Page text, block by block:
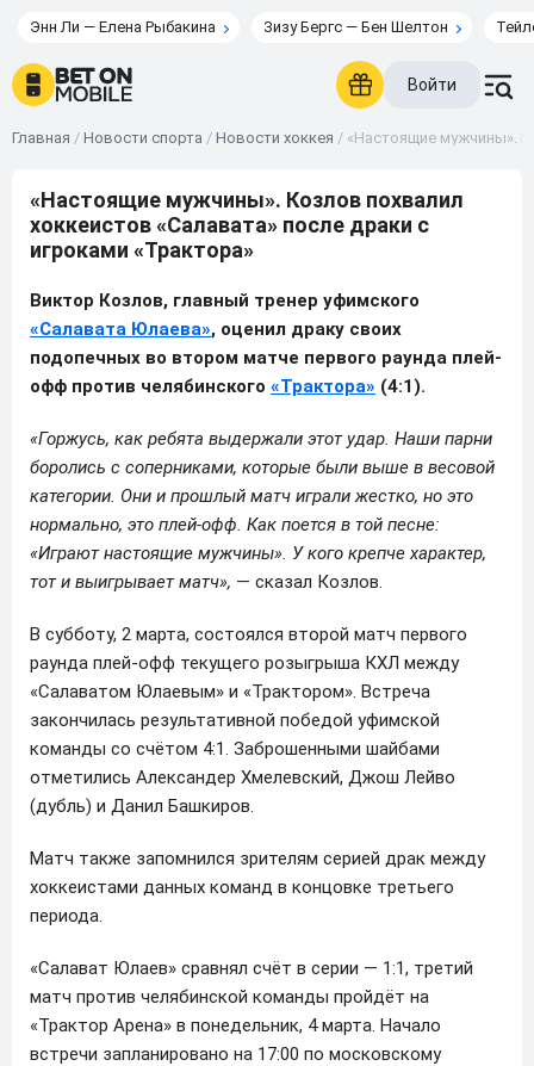
Энн Ли — Елена Рыбакина Зизу Бергс — Бен Шелтон
Войти
Главная / Новости спорта / Новости хоккея / «Настоящие мужчины».
«Настоящие мужчины». Козлов похвалил
хоккеистов «Салавата» после драки с
игроками «Трактора»
Виктор Козлов, главный тренер уфимского
«Салавата Юлаева», оценил драку своих
подопечных во втором матче первого раунда плей-
офф против челябинского «Трактора» (4:1).
«Горжусь, как ребята выдержали этот удар. Наши парни
боролись с соперниками, которые были выше в весовой
категории. Они и прошлый матч играли жестко, но это
нормально, это плей‑офф. Как поется в той песне:
«Играют настоящие мужчины». У кого крепче характер,
тот и выигрывает матч», — сказал Козлов.
В субботу, 2 марта, состоялся второй матч первого
раунда плей-офф текущего розыгрыша КХЛ между
«Салаватом Юлаевым» и «Трактором». Встреча
закончилась результативной победой уфимской
команды со счётом 4:1. Заброшенными шайбами
отметились Александер Хмелевский, Джош Лейво
(дубль) и Данил Башкиров.
Матч также запомнился зрителям серией драк между
хоккеистами данных команд в концовке третьего
периода.
«Cалават Юлаев» сравнял счёт в серии — 1:1, третий
матч против челябинской команды пройдёт на
«Трактор Арена» в понедельник, 4 марта. Начало
встречи запланировано на 17:00 по московскому